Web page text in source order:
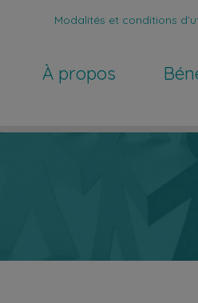
Modalités et conditions
À propos